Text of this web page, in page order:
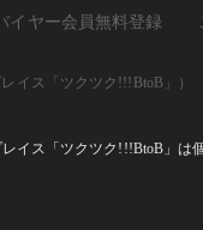
イヤー会員無料登録
イス「ツクツク!!!BtoB」）
イス「ツクツク!!!BtoB」は